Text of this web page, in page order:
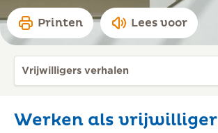
Printen Lees voor
Werken als vrijwilliger